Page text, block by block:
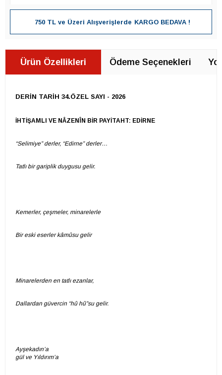
750 TL ve Üzeri Alışverişlerde KARGO BEDAVA !
Ürün Özellikleri Ödeme Seçenekleri
DERİN TARİH 34.ÖZEL SAYI - 2026
İHTİŞAMLI VE NÂZENÎN BİR PAYİTAHT: EDİRNE
“Selimiye” derler, “Edirne” derler…
Tatlı bir gariplik duygusu gelir.
Kemerler, çeşmeler, minarelerle
Bir eski eserler kâmûsu gelir
Minarelerden en tatlı ezanlar,
Dallardan güvercin “hû hû”su gelir.
Ayşekadın’a
gül ve Yıldırım’a